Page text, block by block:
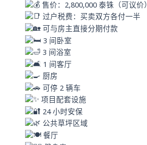
售价：2,800,000 泰铢（可议价）
过户税费：买卖双方各付一半
可与房主直接分期付款
3 间卧室
3 间浴室
1 间客厅
厨房
可停 2 辆车
项目配套设施
24 小时安保
公共草坪区域
餐厅